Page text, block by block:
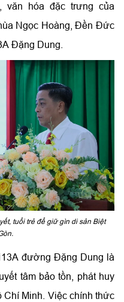
hóa đặc trưng của
Ngọc Hoàng, Đền Đức
Đặng Dung.
tuổi trẻ để giữ gìn di sản Biệt
đường Đặng Dung là
tâm bảo tồn, phát huy
Chí Minh. Việc chính thức